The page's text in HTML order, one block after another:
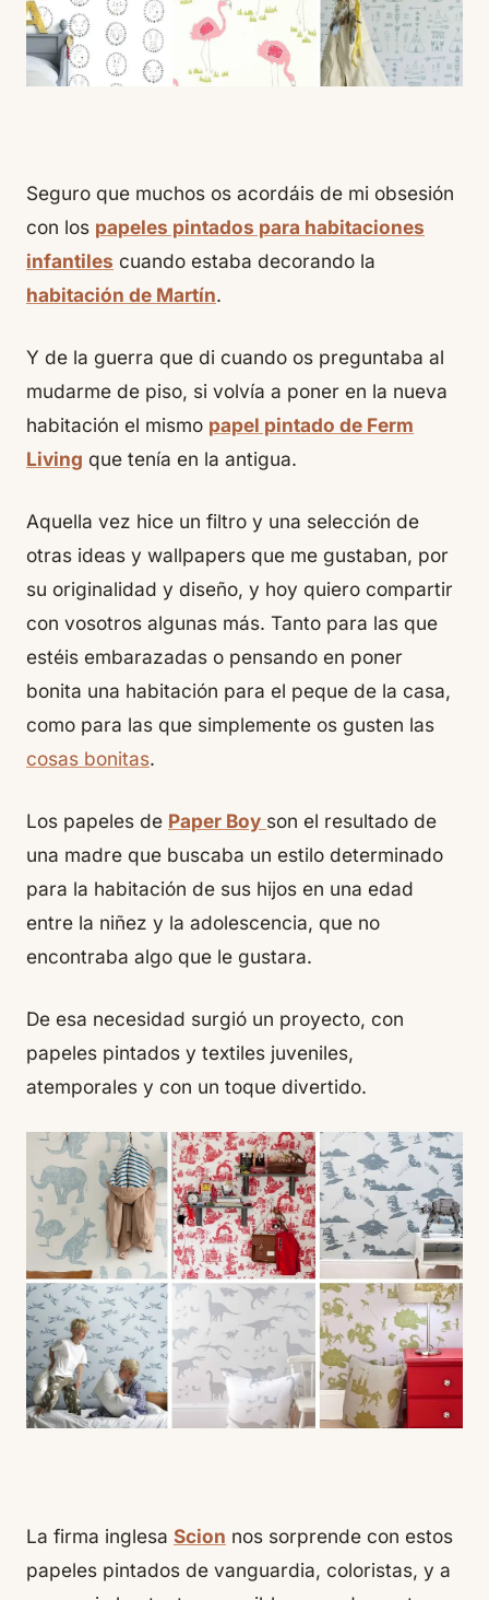
Seguro que muchos os acordáis de mi obsesión
con los papeles pintados para habitaciones
infantiles cuando estaba decorando la
habitación de Martín.
Y de la guerra que di cuando os preguntaba al
mudarme de piso, si volvía a poner en la nueva
habitación el mismo papel pintado de Ferm
Living que tenía en la antigua.
Aquella vez hice un filtro y una selección de
otras ideas y wallpapers que me gustaban, por
su originalidad y diseño, y hoy quiero compartir
con vosotros algunas más. Tanto para las que
estéis embarazadas o pensando en poner
bonita una habitación para el peque de la casa,
como para las que simplemente os gusten las
cosas bonitas.
Los papeles de Paper Boy son el resultado de
una madre que buscaba un estilo determinado
para la habitación de sus hijos en una edad
entre la niñez y la adolescencia, que no
encontraba algo que le gustara.
De esa necesidad surgió un proyecto, con
papeles pintados y textiles juveniles,
atemporales y con un toque divertido.
La firma inglesa Scion nos sorprende con estos
papeles pintados de vanguardia, coloristas, y a